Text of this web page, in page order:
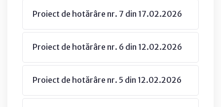
Proiect de hotărâre nr. 7 din 17.02.2026
Proiect de hotărâre nr. 6 din 12.02.2026
Proiect de hotărâre nr. 5 din 12.02.2026